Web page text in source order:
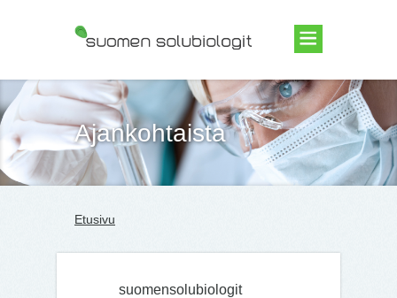
Suomen Solubiologit ry
Ajankohtaista
Etusivu
suomensolubiologit